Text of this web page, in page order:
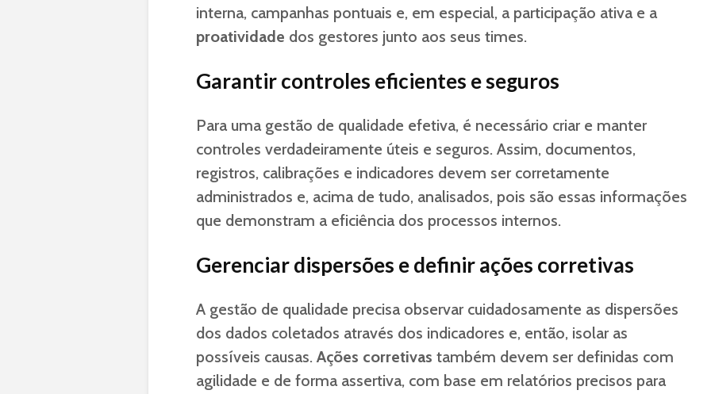
interna, campanhas pontuais e, em especial, a participação ativa e a
proatividade dos gestores junto aos seus times.
Garantir controles eficientes e seguros
Para uma gestão de qualidade efetiva, é necessário criar e manter
controles verdadeiramente úteis e seguros. Assim, documentos,
registros, calibrações e indicadores devem ser corretamente
administrados e, acima de tudo, analisados, pois são essas informações
que demonstram a eficiência dos processos internos.
Gerenciar dispersões e definir ações corretivas
A gestão de qualidade precisa observar cuidadosamente as dispersões
dos dados coletados através dos indicadores e, então, isolar as
possíveis causas. Ações corretivas também devem ser definidas com
agilidade e de forma assertiva, com base em relatórios precisos para